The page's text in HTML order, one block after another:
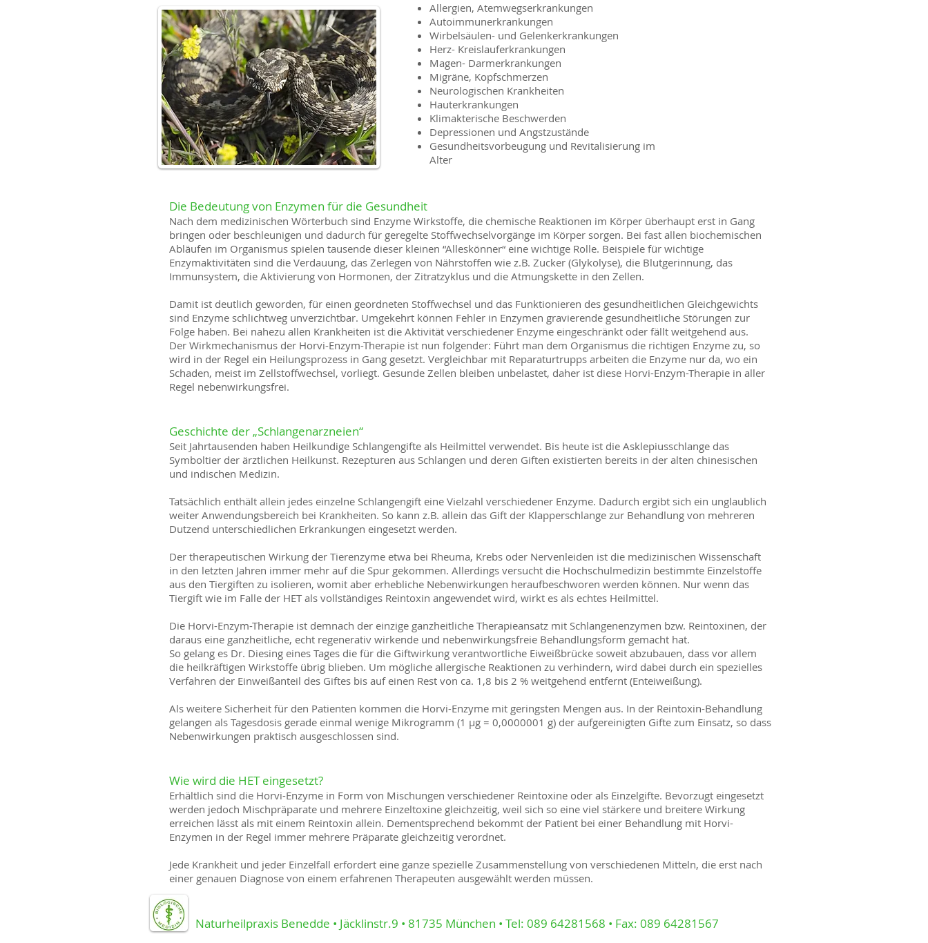
Allergien, Atemwegserkrankungen
Autoimmunerkrankungen
Wirbelsäulen- und Gelenkerkrankungen
Herz- Kreislauferkrankungen
Magen- Darmerkrankungen
Migräne, Kopfschmerzen
Neurologischen Krankheiten
Hauterkrankungen
Klimakterische Beschwerden
Depressionen und Angstzustände
Gesundheitsvorbeugung und Revitalisierung im
Alter
Die Bedeutung von Enzymen für die Gesundheit
Nach dem medizinischen Wörterbuch sind Enzyme Wirkstoffe, die chemische Reaktionen im Körper überhaupt erst in Gang
bringen oder beschleunigen und dadurch für geregelte Stoffwechselvorgänge im Körper sorgen. Bei fast allen biochemischen
Abläufen im Organismus spielen tausende dieser kleinen “Alleskönner“ eine wichtige Rolle. Beispiele für wichtige
Enzymaktivitäten sind die Verdauung, das Zerlegen von Nährstoffen wie z.B. Zucker (Glykolyse), die Blutgerinnung, das
Immunsystem, die Aktivierung von Hormonen, der Zitratzyklus und die Atmungskette in den Zellen.
Damit ist deutlich geworden, für einen geordneten Stoffwechsel und das Funktionieren des gesundheitlichen Gleichgewichts
sind Enzyme schlichtweg unverzichtbar. Umgekehrt können Fehler in Enzymen gravierende gesundheitliche Störungen zur
Folge haben. Bei nahezu allen Krankheiten ist die Aktivität verschiedener Enzyme eingeschränkt oder fällt weitgehend aus.
Der Wirkmechanismus der Horvi-Enzym-Therapie ist nun folgender: Führt man dem Organismus die richtigen Enzyme zu, so
wird in der Regel ein Heilungsprozess in Gang gesetzt. Vergleichbar mit Reparaturtrupps arbeiten die Enzyme nur da, wo ein
Schaden, meist im Zellstoffwechsel, vorliegt. Gesunde Zellen bleiben unbelastet, daher ist diese Horvi-Enzym-Therapie in aller
Regel nebenwirkungsfrei.
Geschichte der „Schlangenarzneien“
Seit Jahrtausenden haben Heilkundige Schlangengifte als Heilmittel verwendet. Bis heute ist die Asklepiusschlange das
Symboltier der ärztlichen Heilkunst. Rezepturen aus Schlangen und deren Giften existierten bereits in der alten chinesischen
und indischen Medizin.
Tatsächlich enthält allein jedes einzelne Schlangengift eine Vielzahl verschiedener Enzyme. Dadurch ergibt sich ein unglaublich
weiter Anwendungsbereich bei Krankheiten. So kann z.B. allein das Gift der Klapperschlange zur Behandlung von mehreren
Dutzend unterschiedlichen Erkrankungen eingesetzt werden.
Der therapeutischen Wirkung der Tierenzyme etwa bei Rheuma, Krebs oder Nervenleiden ist die medizinischen Wissenschaft
in den letzten Jahren immer mehr auf die Spur gekommen. Allerdings versucht die Hochschulmedizin bestimmte Einzelstoffe
aus den Tiergiften zu isolieren, womit aber erhebliche Nebenwirkungen heraufbeschworen werden können. Nur wenn das
Tiergift wie im Falle der HET als vollständiges Reintoxin angewendet wird, wirkt es als echtes Heilmittel.
Die Horvi-Enzym-Therapie ist demnach der einzige ganzheitliche Therapieansatz mit Schlangenenzymen bzw. Reintoxinen, der
daraus eine ganzheitliche, echt regenerativ wirkende und nebenwirkungsfreie Behandlungsform gemacht hat.
So gelang es Dr. Diesing eines Tages die für die Giftwirkung verantwortliche Eiweißbrücke soweit abzubauen, dass vor allem
die heilkräftigen Wirkstoffe übrig blieben. Um mögliche allergische Reaktionen zu verhindern, wird dabei durch ein spezielles
Verfahren der Einweißanteil des Giftes bis auf einen Rest von ca. 1,8 bis 2 % weitgehend entfernt (Enteiweißung).
Als weitere Sicherheit für den Patienten kommen die Horvi-Enzyme mit geringsten Mengen aus. In der Reintoxin-Behandlung
gelangen als Tagesdosis gerade einmal wenige Mikrogramm (1 µg = 0,0000001 g) der aufgereinigten Gifte zum Einsatz, so dass
Nebenwirkungen praktisch ausgeschlossen sind.
Wie wird die HET eingesetzt?
Erhältlich sind die Horvi-Enzyme in Form von Mischungen verschiedener Reintoxine oder als Einzelgifte. Bevorzugt eingesetzt
werden jedoch Mischpräparate und mehrere Einzeltoxine gleichzeitig, weil sich so eine viel stärkere und breitere Wirkung
erreichen lässt als mit einem Reintoxin allein. Dementsprechend bekommt der Patient bei einer Behandlung mit Horvi-
Enzymen in der Regel immer mehrere Präparate gleichzeitig verordnet.
Jede Krankheit und jeder Einzelfall erfordert eine ganze spezielle Zusammenstellung von verschiedenen Mitteln, die erst nach
einer genauen Diagnose von einem erfahrenen Therapeuten ausgewählt werden müssen.
Naturheilpraxis Benedde • Jäcklinstr.9 • 81735 München • Tel: 089 64281568 • Fax: 089 64281567